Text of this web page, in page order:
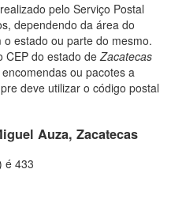
pelo Serviço Postal
dependendo da área do
estado ou parte do mesmo.
CEP do estado deZacatecas
ou pacotes a
deve utilizar o código postal
Auza, Zacatecas
é 433